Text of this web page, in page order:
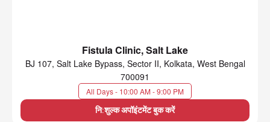
Fistula Clinic, Salt Lake
BJ 107, Salt Lake Bypass, Sector II, Kolkata, West Bengal
700091
All Days - 10:00 AM - 9:00 PM
नि:शुल्क अपॉइंटमेंट बुक करें